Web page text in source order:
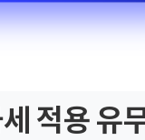
적용 유